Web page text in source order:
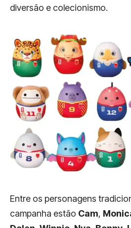
diversão e colecionismo.
Entre os personagens
campanha estão Cam,